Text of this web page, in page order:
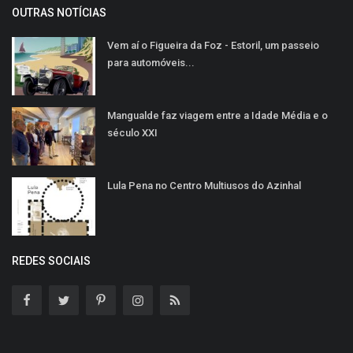
OUTRAS NOTÍCIAS
Vem aí o Figueira da Foz - Estoril, um passeio
para automóveis...
Mangualde faz viagem entre a Idade Média e o
século XXI
Lula Pena no Centro Multiusos do Azinhal
REDES SOCIAIS